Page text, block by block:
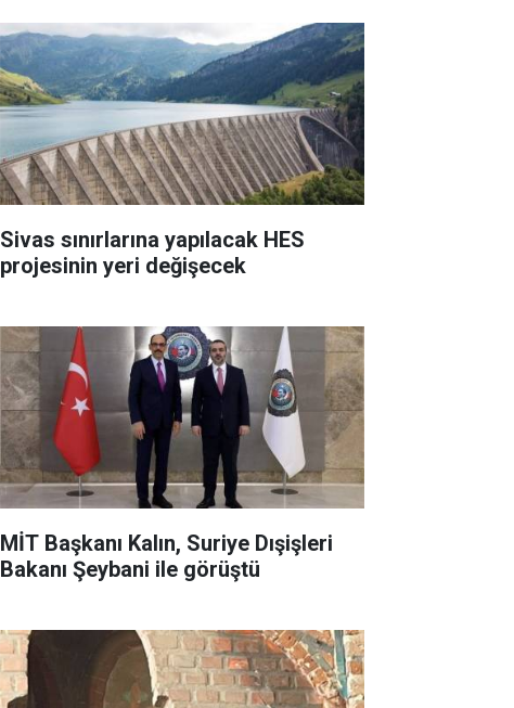
Sivas sınırlarına yapılacak HES
projesinin yeri değişecek
MİT Başkanı Kalın, Suriye Dışişleri
Bakanı Şeybani ile görüştü